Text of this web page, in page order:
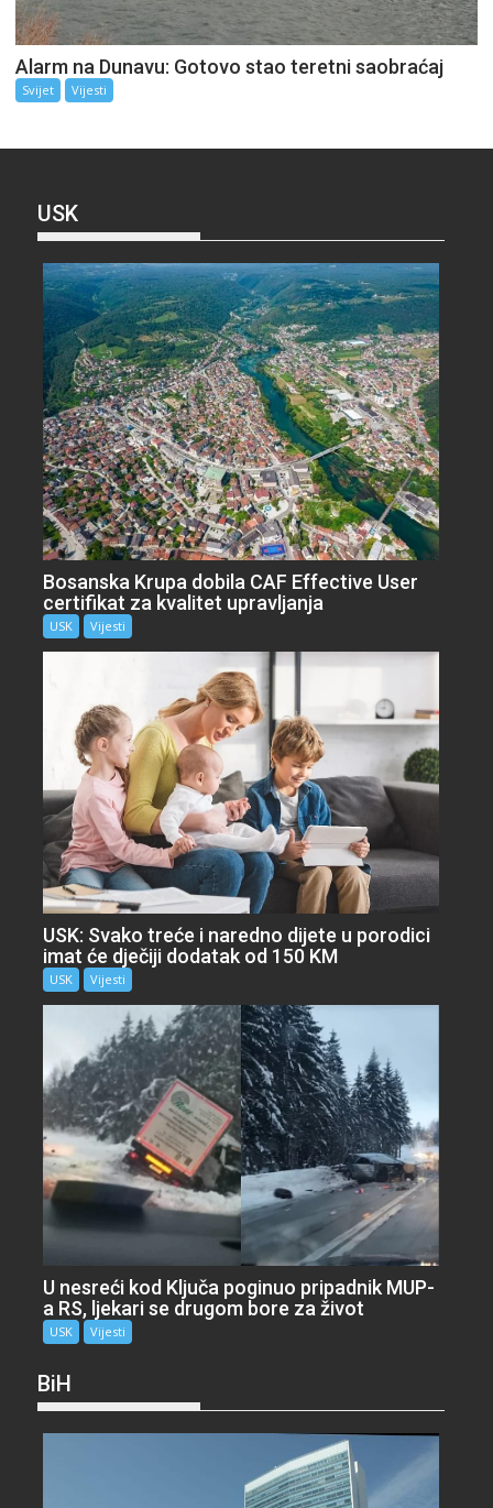
Alarm na Dunavu: Gotovo stao teretni saobraćaj
Svijet Vijesti
USK
Bosanska Krupa dobila CAF Effective User
certifikat za kvalitet upravljanja
USK Vijesti
USK: Svako treće i naredno dijete u porodici
imat će dječiji dodatak od 150 KM
USK Vijesti
U nesreći kod Ključa poginuo pripadnik MUP-
a RS, ljekari se drugom bore za život
USK Vijesti
BiH